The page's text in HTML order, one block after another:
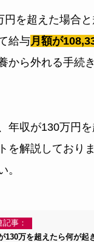
円を超えた場合
給与月額が
から外れる手続
年収が130万円
を解説しており
。
記事：
130万を超えたら何が起